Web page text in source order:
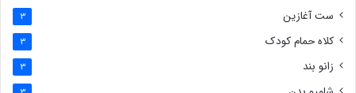
ست آغازین 3
کلاه حمام کودک 3
زانو بند 3